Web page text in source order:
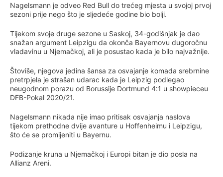
Nagelsmann je odveo Red Bull do trećeg mjesta u svojoj prvoj
sezoni prije nego što je sljedeće godine bio bolji.
Tijekom svoje druge sezone u Saskoj, 34-godišnjak je dao
snažan argument Leipzigu da okonča Bayernovu dugoročnu
vladavinu u Njemačkoj, ali je posustao kada je bilo najvažnije.
Štoviše, njegova jedina šansa za osvajanje komada srebrnine
pretrpjela je strašan udarac kada je Leipzig podlegao
neugodnom porazu od Borussije Dortmund 4:1 u showpieceu
DFB-Pokal 2020/21.
Nagelsmann nikada nije imao pritisak osvajanja naslova
tijekom prethodne dvije avanture u Hoffenheimu i Leipzigu,
što će se promijeniti u Bayernu.
Podizanje kruna u Njemačkoj i Europi bitan je dio posla na
Allianz Areni.